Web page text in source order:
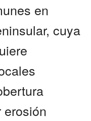
en
cuya
erosión